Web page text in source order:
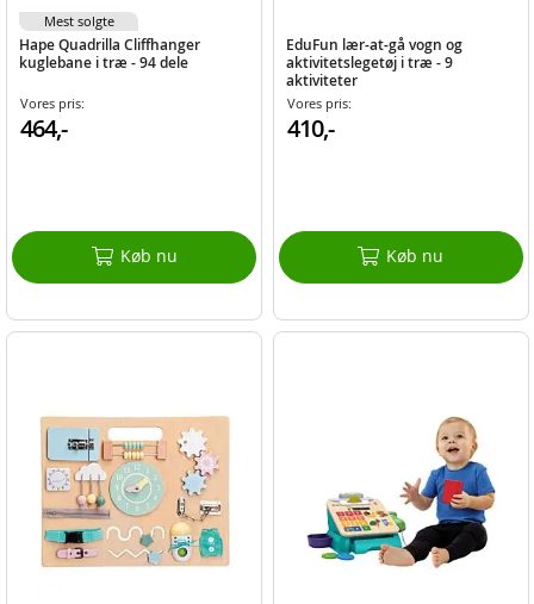
Hape Quadrilla Cliffhanger
kuglebane i træ - 94 dele
Vores pris:
464,-
Køb nu
Mest solgte
EduFun lær-at-gå vogn og
aktivitetslegetøj i træ - 9
aktiviteter
Vores pris:
410,-
Køb nu